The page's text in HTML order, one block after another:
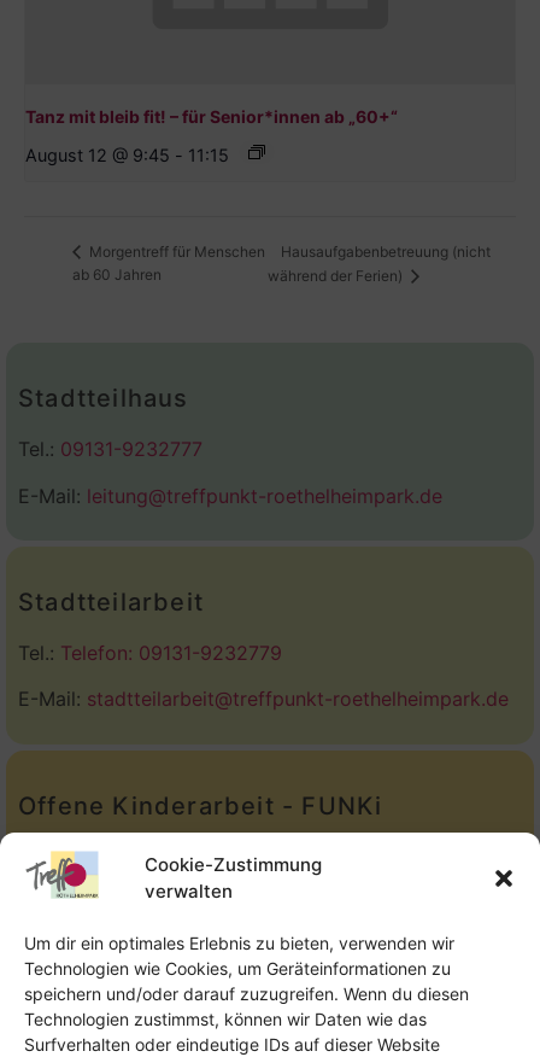
Cookie-Zustimmung
verwalten
Um dir ein optimales Erlebnis zu bieten, verwenden wir
Technologien wie Cookies, um Geräteinformationen zu
speichern und/oder darauf zuzugreifen. Wenn du diesen
Technologien zustimmst, können wir Daten wie das
Surfverhalten oder eindeutige IDs auf dieser Website
Tanz mit bleib fit! – für Senior*innen ab „60+“
August 12 @ 9:45 - 11:15
Morgentreff für Menschen
ab 60 Jahren
Hausaufgabenbetreuung (nicht
während der Ferien)
Stadtteilhaus
Tel.: 09131-9232777
E-Mail: leitung@treffpunkt-roethelheimpark.de
Stadtteilarbeit
Tel.: Telefon: 09131-9232779
E-Mail: stadtteilarbeit@treffpunkt-roethelheimpark.de
Offene Kinderarbeit - FUNKi
Tel.:Telefon: 09131-610749
E-Mail:oka@treffpunkt-roethelheimpark.de
Offene Jugendarbeit - Easthouse